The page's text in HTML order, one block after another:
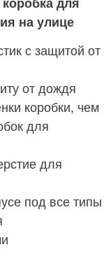
на улице
с защитой от
от дождя
коробки, чем
для
для
под все типы